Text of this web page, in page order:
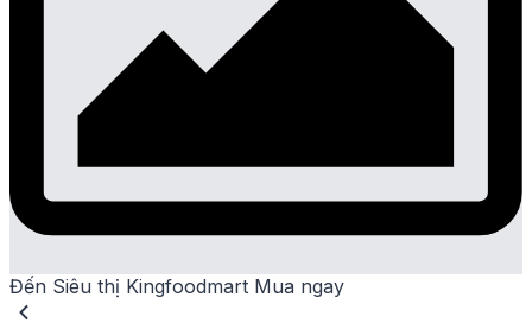
Đến Siêu thị Kingfoodmart Mua ngay